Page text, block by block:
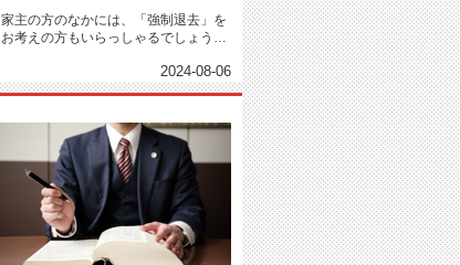
家主の方のなかには、「強制退去」を
お考えの方もいらっしゃるでしょう。
2024-08-06